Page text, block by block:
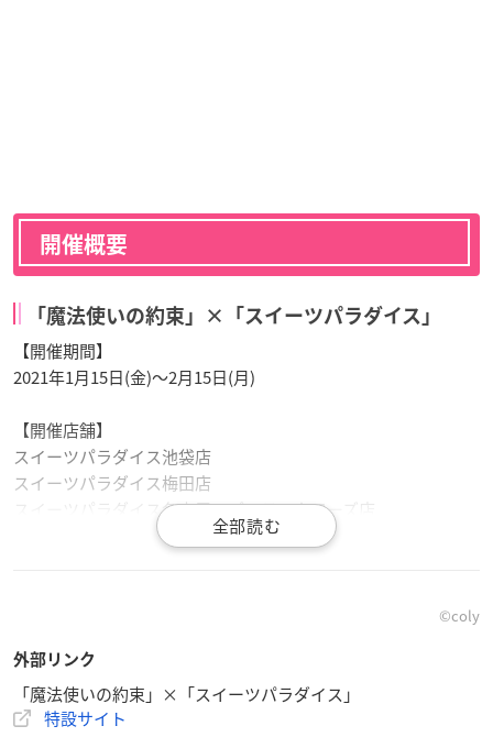
開催概要
「魔法使いの約束」×「スイーツパラダイス」
【開催期間】
2021年1月15日(金)～2月15日(月)
【開催店舗】
スイーツパラダイス池袋店
スイーツパラダイス梅田店
スイーツパラダイス名古屋スパイラルタワーズ店
スイーツパラダイス仙台パルコ店
スイーツパラダイス広島パルコ店
スイーツパラダイスアミュプラザおおいた店
©︎coly
外部リンク
「魔法使いの約束」×「スイーツパラダイス」
特設サイト